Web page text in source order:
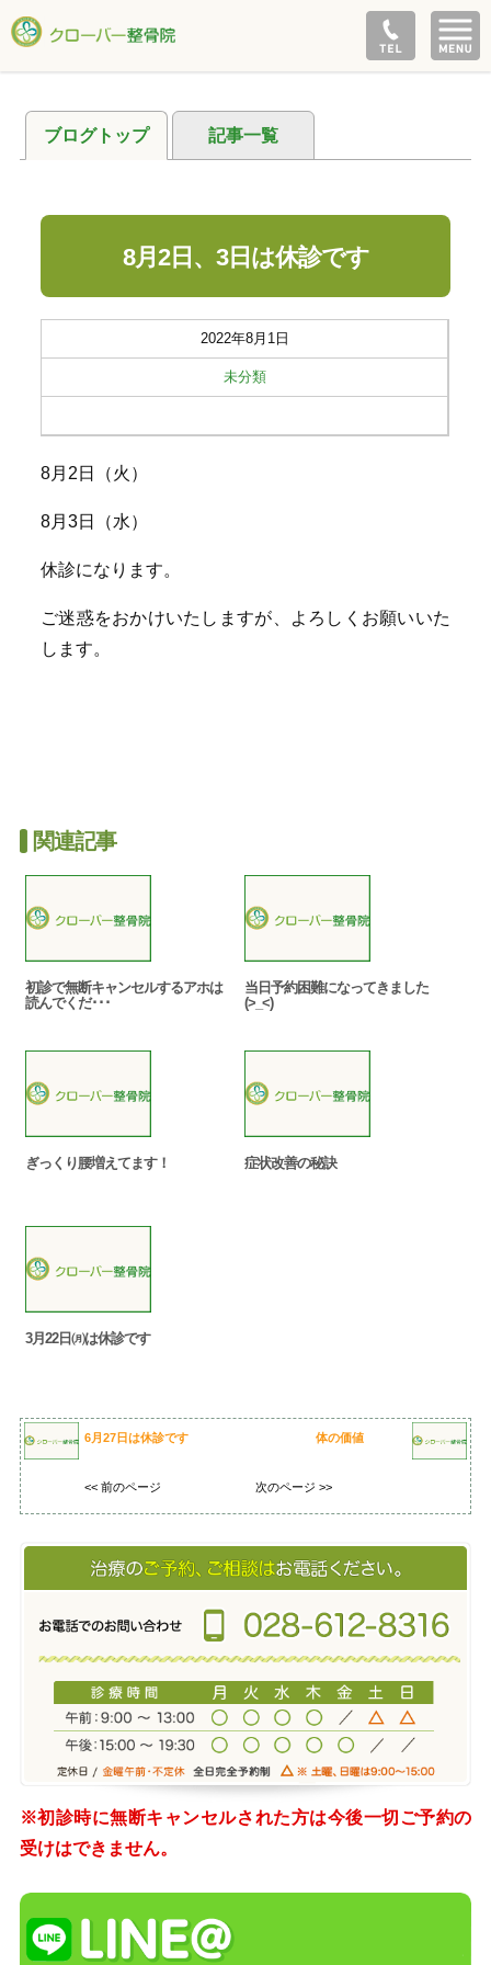
ブログトップ 記事一覧
8月2日、3日は休診です
2022年8月1日
未分類
8月2日（火）
8月3日（水）
休診になります。
ご迷惑をおかけいたしますが、よろしくお願いいた
します。
関連記事
初診で無断キャンセルするアホは
読んでくだ･･･
当日予約困難になってきました
(>_<)
ぎっくり腰増えてます！ 症状改善の秘訣
3月22日㈪は休診です
6月27日は休診です
<< 前のページ
体の価値
次のページ >>
※初診時に無断キャンセルされた方は今後一切ご予約の
受けはできません。